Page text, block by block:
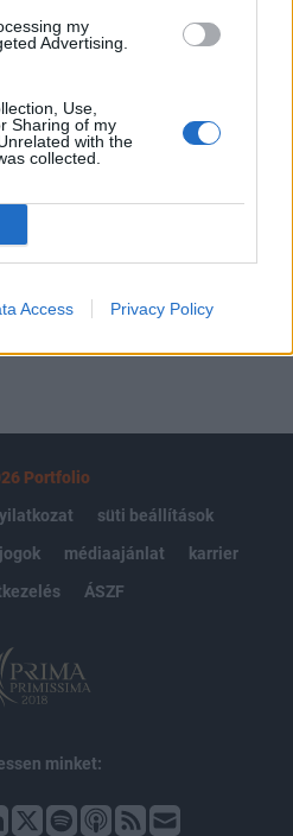
my
Advertising.
Use,
Sharing of my
with the
collected.
Access Privacy Policy
tartalmazza:
2 év napon belüli
Portfolio
süti beállítások
médiaajánlat
karrier
ÁSZF
minket: